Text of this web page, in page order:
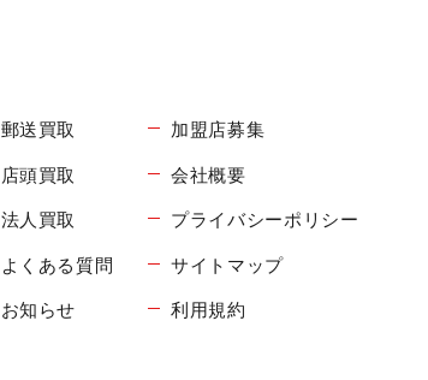
郵送買取
店頭買取
法人買取
よくある質問
お知らせ
加盟店募集
会社概要
プライバシーポリシー
サイトマップ
利用規約